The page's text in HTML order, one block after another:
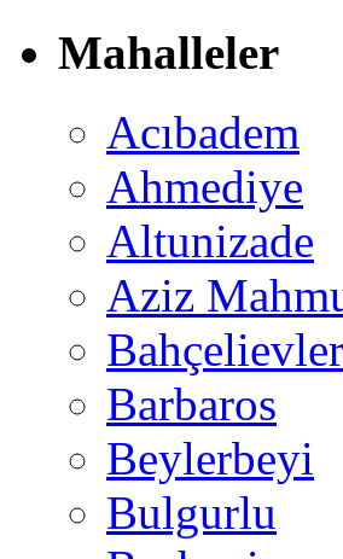
Mahalleler
Acıbadem
Ahmediye
Altunizade
Aziz
Bahçelievler
Barbaros
Beylerbeyi
Bulgurlu